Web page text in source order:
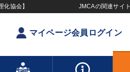
協会】 JMCAの関連サイト
マイページ会員ログイン